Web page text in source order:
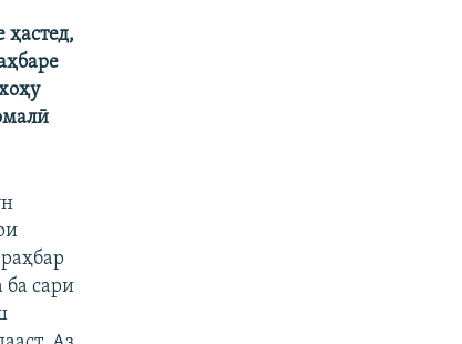
ҳастед,
ба сари